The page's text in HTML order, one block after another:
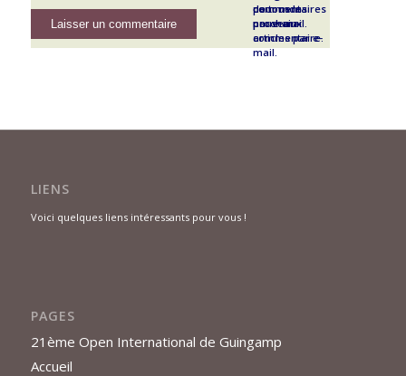
pour mon
prochain
commentaire.
commentaires
par e-mail.
de tous les
nouveaux
articles par e-
mail.
LIENS
Voici quelques liens intéressants pour vous !
PAGES
21ème Open International de Guingamp
Accueil